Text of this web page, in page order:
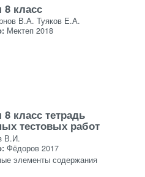
8 класс
В.А. Туяков Е.А.
Мектеп 2018
8 класс тетрадь
тестовых работ
В.И.
Фёдоров 2017
элементы содержания